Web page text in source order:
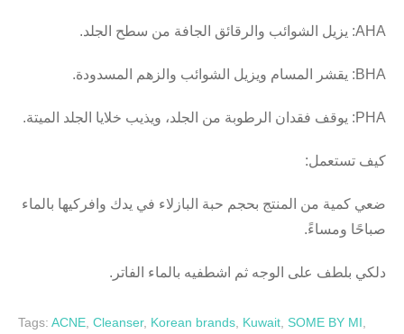
AHA: يزيل الشوائب والرقائق الجافة من سطح الجلد.
BHA: يقشر المسام ويزيل الشوائب والزهم المسدودة.
PHA: يوقف فقدان الرطوبة من الجلد، ويذيب خلايا الجلد الميتة.
كيف تستعمل:
ضعي كمية من المنتج بحجم حبة البازلاء في يدك وافركيها بالماء
صباحًا ومساءً.
دلكي بلطف على الوجه ثم اشطفيه بالماء الفاتر .
Tags: ACNE Cleanser, Korean brands Kuwait SOME BY MI